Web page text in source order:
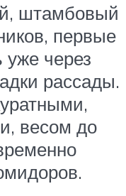
штамбовый
первые
через
рассады.
весом до